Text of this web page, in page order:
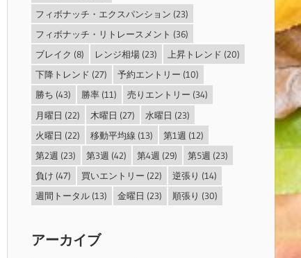
フィボナッチ・エクスパンション (23)
フィボナッチ・リトレースメント (36)
ブレイク (8) レンジ相場 (23) 上昇トレンド (20)
下降トレンド (27) 予約エントリー (10)
勝ち (43) 勝率 (11) 売りエントリー (34)
月曜日 (22) 木曜日 (27) 水曜日 (23)
火曜日 (22) 移動平均線 (13) 第1週 (12)
第2週 (23) 第3週 (42) 第4週 (29) 第5週 (23)
負け (47) 買いエントリー (22) 逆張り (14)
週間トータル (13) 金曜日 (23) 順張り (30)
アーカイブ